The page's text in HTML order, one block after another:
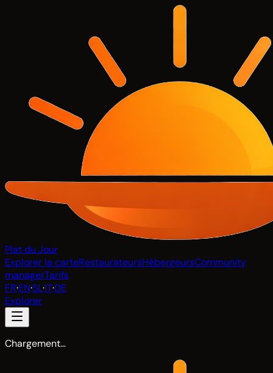
Plat du Jour
Explorer la carteRestaurateursHébergeursCommunity
managerTarifs
FR·EN·SL·IT·DE
Explorer
Chargement…